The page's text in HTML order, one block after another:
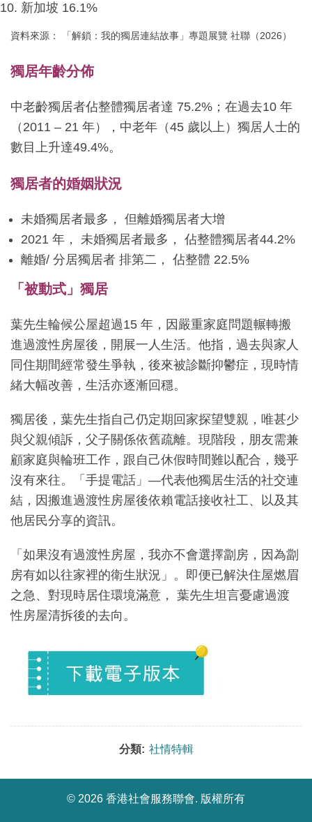
新加坡 16.1%
資料來源： 「解鎖：我的獨居連結故事」專題展覽 社聯（2026）
獨居年齡分佈
中老齡獨居者佔整體獨居者達 75.2%；在過去10 年
（2011 – 21 年），中老年（45 歲以上）獨居人士的
數目上升達49.4%。
獨居者的婚姻狀況
未婚獨居者最多， 但離婚獨居者大增
2021 年， 未婚獨居者最多， 佔整體獨居者44.2%
離婚/ 分居獨居者 排第二， 佔整體 22.5%
「被動式」獨居
葉先生輪候公屋超過15 年，因嚴重家庭問題輾轉搬
進過渡性房屋後，開展一人生活。他指，過去與家人
同住期間經常發生爭執，後來被診斷抑鬱症，現時情
緒大幅改善，生活亦逐漸回穩。
獨居後，葉先生指自己仍定期回家探望雙親，唯甚少
與父親傾訴，父子關係依舊疏離。現階段，朋友需兼
顧家庭與輪班工作，跟自己休假時間難以配合，幾乎
沒有來往。「手提電話」—代表他獨居生活的社交連
結，因搬進過渡性房屋後依賴電話接收社工、以及其
他居民分享的資訊。
「如果沒有過渡性房屋，我亦不會選擇劏房，因為劏
房有如以往家裡的衛生狀況」。即便已解決住屋燃眉
之急、對現時居住環境滿意， 葉先生坦言憂慮過渡
性房屋清拆後的去向。
分類: 社情特輯
© 2026 香港社會服務聯會. 版權所有